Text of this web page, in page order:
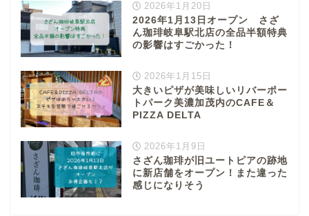
2026年1月20日
2026年1月13日オープン さざ
ん珈琲岐阜駅北店の全品半額特典
の影響はすごかった！
2026年1月15日
大きいピザが美味しいリバーポー
トパーク美濃加茂内のCAFE＆
PIZZA DELTA
2026年1月9日
さざん珈琲が旧ユートピアの跡地
に新店舗をオープン！また違った
感じになりそう